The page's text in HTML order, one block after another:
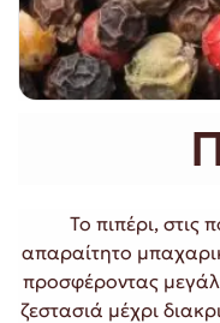
Το πιπέρι, στις
απαραίτητο
προσφέροντας
ζεστασιά μέχρι